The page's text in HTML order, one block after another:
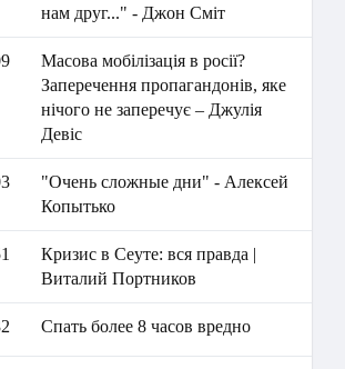
нам друг..." - Джон Сміт
Масова мобілізація в росії?
Заперечення пропагандонів, яке
нічого не заперечує – Джулія
Девіс
"Очень сложные дни" - Алексей
Копытько
Кризис в Сеуте: вся правда |
Виталий Портников
Спать более 8 часов вредно